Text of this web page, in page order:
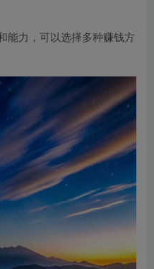
能力，可以选择多种赚钱方